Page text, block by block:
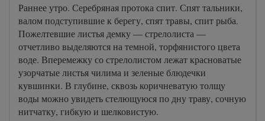
Раннее утро. Серебряная протока спит. Спят тальники,
валом подступившие к берегу, спят травы, спит рыба.
Пожелтевшие листья демку — стрелолиста —
отчетливо выделяются на темной, торфянистого цвета
воде. Вперемежку со стрелолистом лежат красноватые
узорчатые листья чилима и зеленые блюдечки
кувшинки. В глубине, сквозь коричневатую толщу
воды можно увидеть стелющуюся по дну траву, сочную
нитчатку, гибкую и шелковистую.